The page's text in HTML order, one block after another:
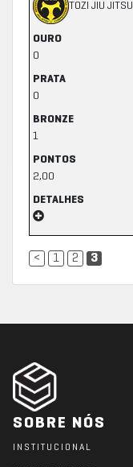
TOZI JIU JITSU
OURO
0
PRATA
0
BRONZE
1
PONTOS
2,00
DETALHES
< 1 2 3
SOBRE NÓS
INSTITUCIONAL